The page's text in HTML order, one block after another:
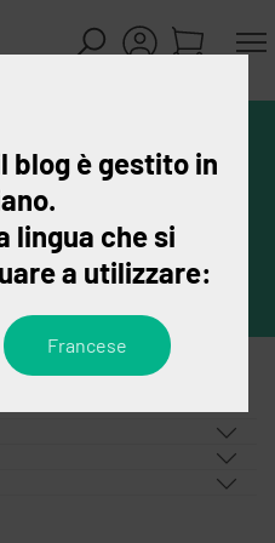
blog è gestito in
lingua che si
a utilizzare:
Francese